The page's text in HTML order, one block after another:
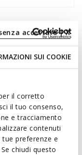
SUI COOKIE
il corretto
il tuo consenso,
e tracciamento
contenuti
preferenze e
chiudi questo
accettare | X
mit doppeltem
Er ist in
perfekt für lässige